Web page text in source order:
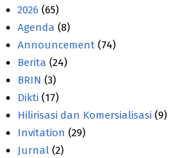
2026 (65)
Agenda (8)
Announcement (74)
Berita (24)
BRIN (3)
Dikti (17)
Hilirisasi dan Komersialisasi (9)
Invitation (29)
Jurnal (2)